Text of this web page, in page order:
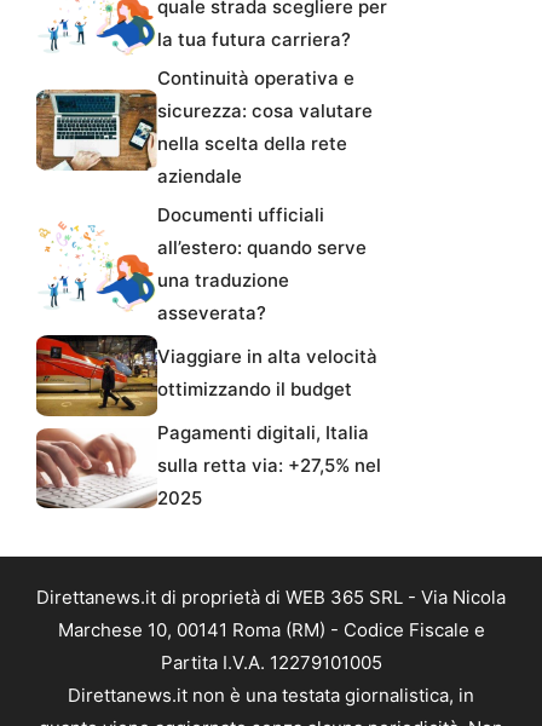
quale strada scegliere per
la tua futura carriera?
Continuità operativa e
sicurezza: cosa valutare
nella scelta della rete
aziendale
Documenti ufficiali
all’estero: quando serve
una traduzione
asseverata?
Viaggiare in alta velocità
ottimizzando il budget
Pagamenti digitali, Italia
sulla retta via: +27,5% nel
2025
Direttanews.it di proprietà di WEB 365 SRL - Via Nicola
Marchese 10, 00141 Roma (RM) - Codice Fiscale e
Partita I.V.A. 12279101005
Direttanews.it non è una testata giornalistica, in